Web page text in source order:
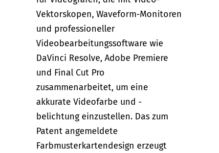
Vektorskopen, Waveform-Monitoren
und professioneller
Videobearbeitungssoftware wie
DaVinci Resolve, Adobe Premiere
und Final Cut Pro
zusammenarbeitet, um eine
akkurate Videofarbe und -
belichtung einzustellen. Das zum
Patent angemeldete
Farbmusterkartendesign erzeugt